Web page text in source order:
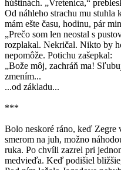
húštinách. „Vretenica,“
Od náhleho strachu mu
mám ešte času, hodinu, pár
„Prečo som len neostal s
rozplakal. Nekričal. Nikto by
nepomôže. Potichu zašepkal:
„Bože môj, zachráň ma!
zmením...
...od základu...
***
Bolo neskoré ráno, keď Zegre
smerom na juh, možno
ruka. Po chvíli zazrel pri
medvieďa. Keď podišiel